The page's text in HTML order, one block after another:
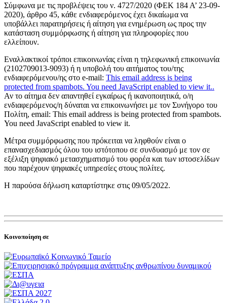
Σύμφωνα με τις προβλέψεις του ν. 4727/2020 (ΦΕΚ 184 Α’ 23-09-
2020), άρθρο 45, κάθε ενδιαφερόμενος έχει δικαίωμα να
υποβάλλει παρατηρήσεις ή αίτηση για ενημέρωση ως προς την
κατάσταση συμμόρφωσης ή αίτηση για πληροφορίες που
ελλείπουν.
Εναλλακτικοί τρόποι επικοινωνίας είναι η τηλεφωνική επικοινωνία
(2102709013-9093) ή η υποβολή του αιτήματος του/της
ενδιαφερόμενου/ης στο e-mail: This email address is being
protected from spambots. You need JavaScript enabled to view it..
Αν το αίτημα δεν απαντηθεί εγκαίρως ή ικανοποιητικά, ο/η
ενδιαφερόμενος/η δύναται να επικοινωνήσει με τον Συνήγορο του
Πολίτη, email: This email address is being protected from spambots.
You need JavaScript enabled to view it.
Μέτρα συμμόρφωσης που πρόκειται να ληφθούν είναι ο
επανασχεδιασμός όλου του ιστότοπου σε συνδυασμό με τον σε
εξέλιξη ψηφιακό μετασχηματισμό του φορέα και των ιστοσελίδων
που παρέχουν ψηφιακές υπηρεσίες στους πολίτες.
Η παρούσα δήλωση καταρτίστηκε στις 09/05/2022.
Κοινοποίηση σε